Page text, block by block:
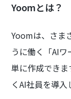
Yoomとは？
Yoomは、さま
うに働く「AI
単に作成でき
くAI社員を導入